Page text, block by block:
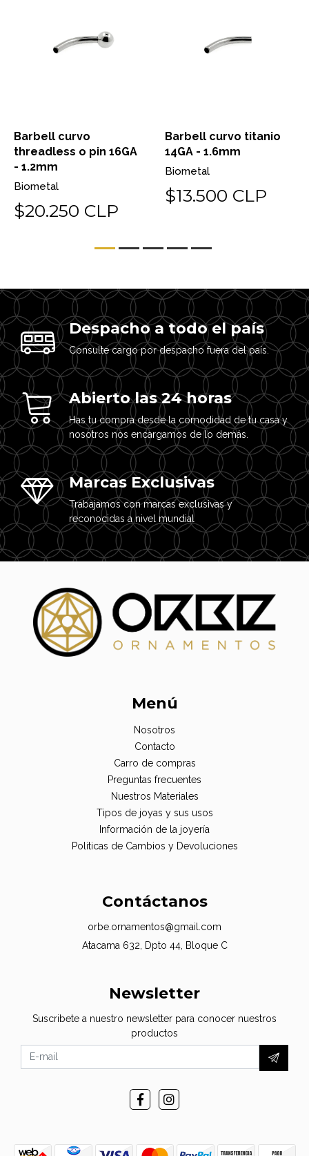
Barbell curvo
threadless o pin 16GA
- 1.2mm
Biometal
$20.250 CLP
Barbell curvo titanio
14GA - 1.6mm
Biometal
$13.500 CLP
Despacho a todo el país
Consulte cargo por despacho fuera del país.
Abierto las 24 horas
Has tu compra desde la comodidad de tu casa y
nosotros nos encargamos de lo demás.
Marcas Exclusivas
Trabajamos con marcas exclusivas y
reconocidas a nivel mundial
Menú
Nosotros
Contacto
Carro de compras
Preguntas frecuentes
Nuestros Materiales
Tipos de joyas y sus usos
Información de la joyería
Politicas de Cambios y Devoluciones
Contáctanos
orbe.ornamentos@gmail.com
Atacama 632, Dpto 44, Bloque C
Newsletter
Suscribete a nuestro newsletter para conocer nuestros
productos